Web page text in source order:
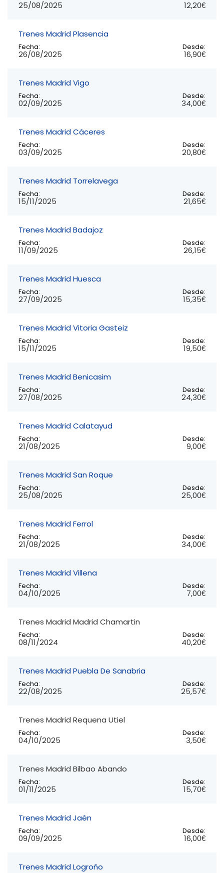
25/08/2025 12,20€
Trenes Madrid Plasencia
Fecha:
26/08/2025
Desde:
16,90€
Trenes Madrid Vigo
Fecha:
02/09/2025
Desde:
34,00€
Trenes Madrid Cáceres
Fecha:
03/09/2025
Desde:
20,80€
Trenes Madrid Torrelavega
Fecha:
15/11/2025
Desde:
21,65€
Trenes Madrid Badajoz
Fecha:
11/09/2025
Desde:
26,15€
Trenes Madrid Huesca
Fecha:
27/09/2025
Desde:
15,35€
Trenes Madrid Vitoria Gasteiz
Fecha:
15/11/2025
Desde:
19,50€
Trenes Madrid Benicasim
Fecha:
27/08/2025
Desde:
24,30€
Trenes Madrid Calatayud
Fecha:
21/08/2025
Desde:
9,00€
Trenes Madrid San Roque
Fecha:
25/08/2025
Desde:
25,00€
Trenes Madrid Ferrol
Fecha:
21/08/2025
Desde:
34,00€
Trenes Madrid Villena
Fecha:
04/10/2025
Desde:
7,00€
Trenes Madrid Madrid Chamartin
Fecha:
08/11/2024
Desde:
40,20€
Trenes Madrid Puebla De Sanabria
Fecha:
22/08/2025
Desde:
25,57€
Trenes Madrid Requena Utiel
Fecha:
04/10/2025
Desde:
3,50€
Trenes Madrid Bilbao Abando
Fecha:
01/11/2025
Desde:
15,70€
Trenes Madrid Jaén
Fecha:
09/09/2025
Desde:
16,00€
Trenes Madrid Logroño